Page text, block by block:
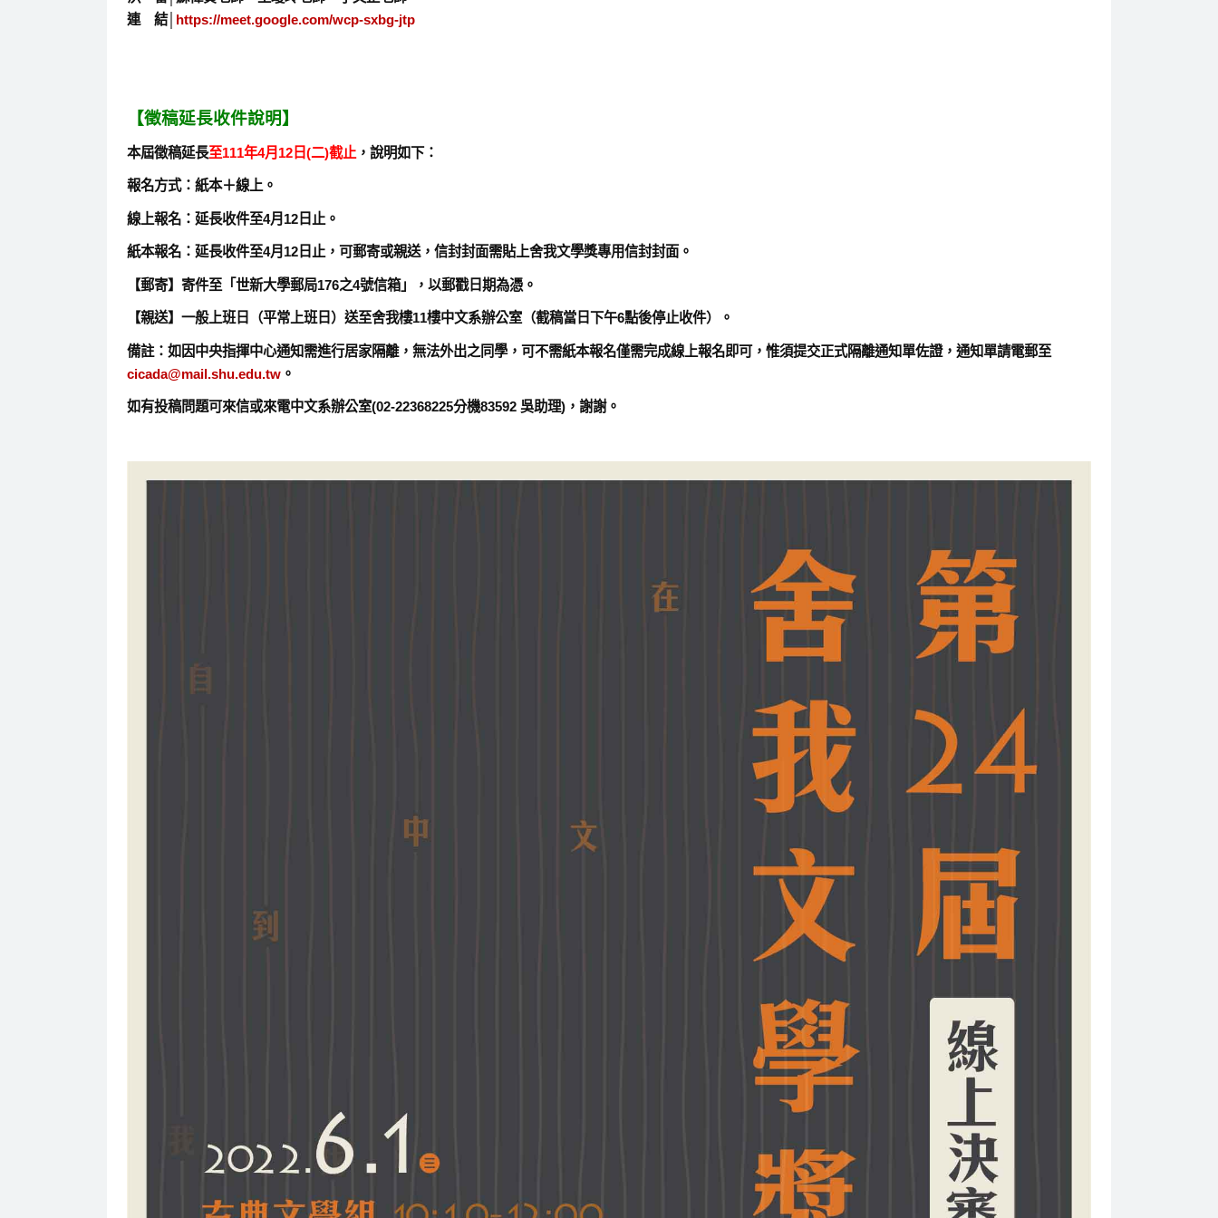
連 結│ https://meet.google.com/wcp-sxbg-jtp
【徵稿延長收件說明】
本屆徵稿延長至111年4月12日(二)截止， 說明如下：
報名方式：紙本＋線上。
線上報名：延長收件至4月12日止。
紙本報名：延長收件至4月12日止，可郵寄或親送，信封封面需貼上舍我文學獎專用信封封面。
【郵寄】寄件至「世新大學郵局176之4號信箱」，以郵戳日期為憑。
【親送】一般上班日（平常上班日）送至舍我樓11樓中文系辦公室（截稿當日下午6點後停止收件）。
備註：如因中央指揮中心通知需進行居家隔離，無法外出之同學，可不需紙本報名僅需完成線上報名即可，惟須提交正式隔離通知單佐證，通知單請電郵至
cicada@mail.shu.edu.tw。
如有投稿問題可來信或來電中文系辦公室(02-22368225分機83592 吳助理)，謝謝。